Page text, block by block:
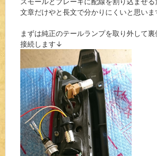
文章だけやと長文で分かりにくいと思い
まずは純正のテールランプを取り外して
接続します↓